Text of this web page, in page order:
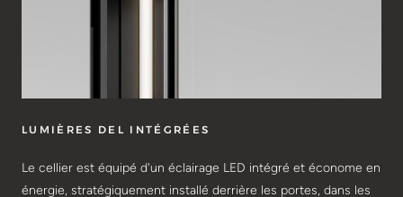
LUMIÈRES DEL INTÉGRÉES
Le cellier est équipé d'un éclairage LED intégré et économe en
énergie, stratégiquement installé derrière les portes, dans les